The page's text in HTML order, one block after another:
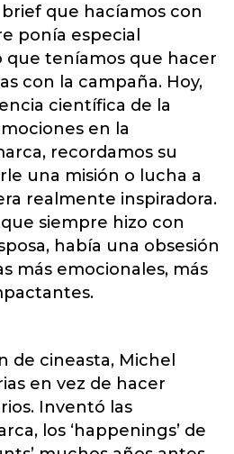
brief que hacíamos con
ponía especial
que teníamos que hacer
con la campaña. Hoy,
científica de la
en la
recordamos su
una misión o lucha a
realmente inspiradora.
siempre hizo con
había una obsesión
más emocionales, más
de cineasta, Michel
en vez de hacer
Inventó las
los ‘happenings’ de